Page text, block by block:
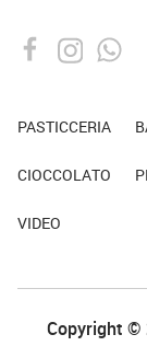
PASTICCERIA
CIOCCOLATO
VIDEO
Copyright ©